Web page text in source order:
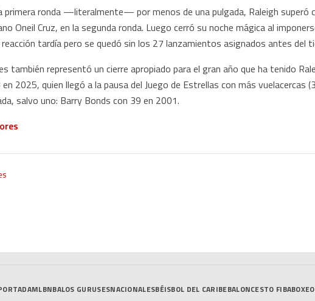
primera ronda —literalmente— por menos de una pulgada, Raleigh superó
Oneil Cruz, en la segunda ronda. Luego cerró su noche mágica al
tardía pero se quedó sin los 27 lanzamientos asignados antes del
también representó un cierre apropiado para el gran año que ha tenido
2025, quien llegó a la pausa del Juego de Estrellas con más
salvo uno: Barry Bonds con 39 en 2001.
MLBNBALOS GURUSESNACIONALESBÉISBOL DEL CARIBEBALONCESTO FIBABOXEO